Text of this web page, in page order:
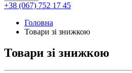
+38 (067) 752 17 45
Головна
Товари зі знижкою
Товари зі знижкою